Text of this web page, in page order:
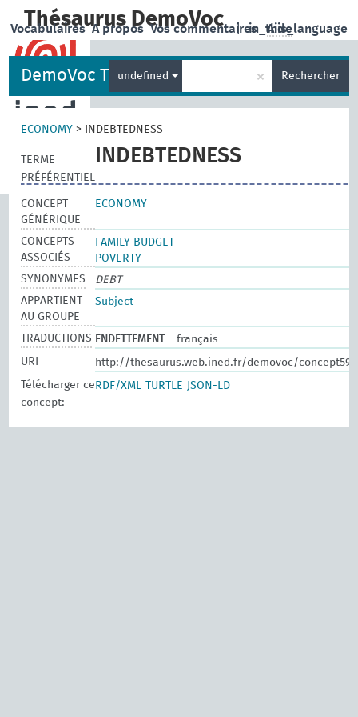
Thésaurus DemoVoc | in_this_language
Vocabulaires A propos Vos commentaires Aide
DemoVoc Thesaurus
undefined × Rechercher
ECONOMY > INDEBTEDNESS
TERME
PRÉFÉRENTIEL
INDEBTEDNESS
CONCEPT
GÉNÉRIQUE
ECONOMY
CONCEPTS
ASSOCIÉS
FAMILY BUDGET
POVERTY
SYNONYMES
DEBT
APPARTIENT
AU GROUPE
Subject
TRADUCTIONS ENDETTEMENT
français
URI
http://thesaurus.web.ined.fr/demovoc/concept592
Télécharger ce
concept:
RDF/XML TURTLE JSON-LD